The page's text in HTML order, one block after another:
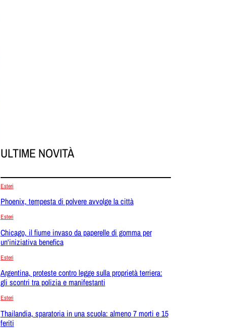
ULTIME NOVITÀ
Esteri
Phoenix, tempesta di polvere avvolge la città
Esteri
Chicago, il fiume invaso da paperelle di gomma per
un'iniziativa benefica
Esteri
Argentina, proteste contro legge sulla proprietà terriera:
gli scontri tra polizia e manifestanti
Esteri
Thailandia, sparatoria in una scuola: almeno 7 morti e 15
feriti